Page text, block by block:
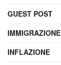
GUEST POST
IMMIGRAZIONE
INFLAZIONE